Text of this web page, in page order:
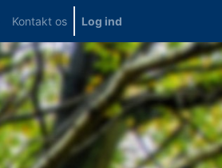
Kontakt os Log ind